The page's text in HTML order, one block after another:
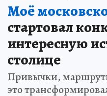
Моё
стартовал
интересную
столице
Привычки,
это